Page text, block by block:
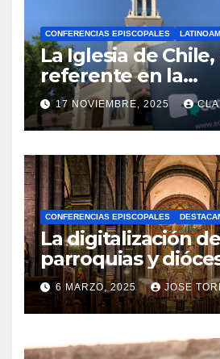
CONFERENCIAS EPISCOPALES
La Iglesia de
referente en la
transformación
gracias a
17 NOVIEMBRE, 2025
CONFERENCIAS EPISCOPALES
La digitalización
parroquias y
realidad ya para
la Iglesia
6 MARZO, 2025 JOSE